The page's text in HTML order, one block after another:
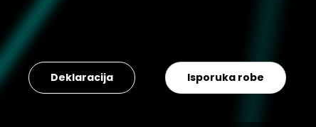
Deklaracija Isporuka robe